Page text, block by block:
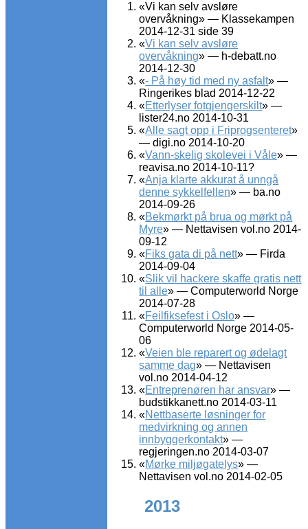
«Vi kan selv avsløre
overvåkning» — Klassekampen
2014-12-31 side 39
«Vi kan selv avsløre
overvåkning» — h-debatt.no
2014-12-30
«- På høy tid med ny asfalt» —
Ringerikes blad 2014-12-22
«Etterlyser fotgjengerskilt» —
lister24.no 2014-10-31
«Alle sagt opp i Friprogsenteret»
— digi.no 2014-10-20
«Vann-skelig skolevei i Våle» —
reavisa.no 2014-10-11?
«Anja klarte akkurat å unngå
denne sykkelfellen» — ba.no
2014-09-26
«Bekmørkt på brua og mørkt på
Myre» — Nettavisen vol.no 2014-
09-12
«Fiks gata di på nett» — Firda
2014-09-04
«Slik vil hackere skaffe gratis nett
til alle» — Computerworld Norge
2014-07-28
«Feilfiksefest i Oslo» —
Computerworld Norge 2014-05-
06
«Veien ble reparert og ødelagt
samme dag» — Nettavisen
vol.no 2014-04-12
«Entreprenøren har ansvar» —
budstikkanett.no 2014-03-11
«Nettbaserte løsninger for
medvirkning og annen
innbyggerkontakt» —
regjeringen.no 2014-03-07
«Mørke miljøgatelys» —
Nettavisen vol.no 2014-02-05
2013